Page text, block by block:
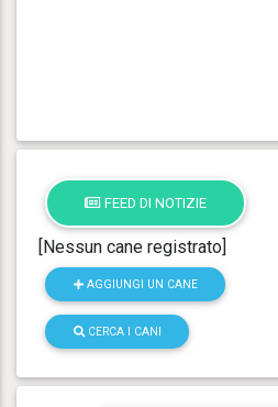
FEED DI NOTIZIE
[Nessun cane registrato]
AGGIUNGI UN CANE
CERCA I CANI